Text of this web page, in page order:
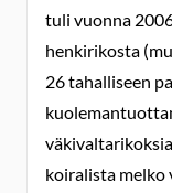
tuli vuonna
henkirikosta
26 tahalliseen
koiralista melko